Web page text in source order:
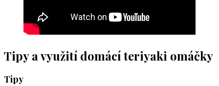
Tipy a využití domácí teriyaki omáčky
Tipy